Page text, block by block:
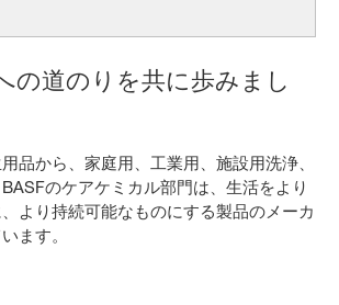
の道のりを共に歩みまし
品から、家庭用、工業用、施設用洗浄、
のケアケミカル部門は、生活をより
より持続可能なものにする製品のメーカ
ます。